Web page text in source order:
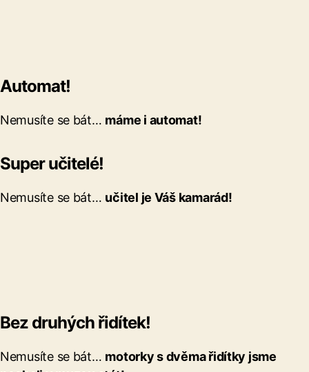
Automat!
Nemusíte se bát… máme i automat!
Super učitelé!
Nemusíte se bát… učitel je Váš kamarád!
Bez druhých řidítek!
Nemusíte se bát… motorky s dvěma řidítky jsme